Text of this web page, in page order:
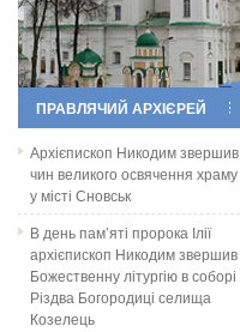
ПРАВЛЯЧИЙ АРХІЄРЕЙ
Архієпископ Никодим звершив
чин великого освячення храму
у місті Сновськ
В день пам’яті пророка Ілії
архієпископ Никодим звершив
Божественну літургію в соборі
Різдва Богородиці селища
Козелець